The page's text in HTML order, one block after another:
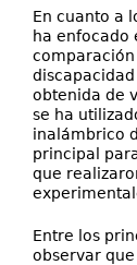
En cuanto a
ha enfocado
obtenida de
se ha
inalámbrico
principal
que
Entre los
observar